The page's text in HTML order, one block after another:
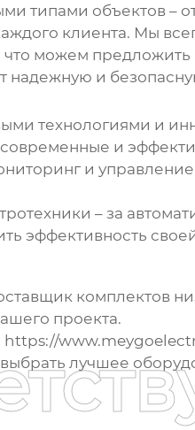
типами объектов –
клиента. Мы
можем предложить
и
технологиями и
современные и
и
– за
эффективность
комплектов
проекта.
https://
лучшее